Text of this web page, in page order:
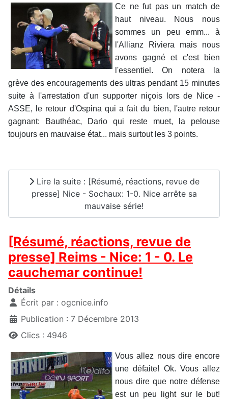
Ce ne fut pas un match de
haut niveau. Nous nous
sommes un peu emm... à
l'Allianz Riviera mais nous
avons gagné et c'est bien
l'essentiel. On notera la
grève des encouragements des ultras pendant 15 minutes
suite à l'arrestation d'un supporter niçois lors de Nice -
ASSE, le retour d'Ospina qui a fait du bien, l'autre retour
gagnant: Bauthéac, Dario qui reste muet, la pelouse
toujours en mauvaise état... mais surtout les 3 points.
Lire la suite : [Résumé, réactions, revue de
presse] Nice - Sochaux: 1-0. Nice arrête sa
mauvaise série!
[Résumé, réactions, revue de
presse] Reims - Nice: 1 - 0. Le
cauchemar continue!
Détails
Écrit par : ogcnice.info
Publication : 7 Décembre 2013
Clics : 4946
Vous allez nous dire encore
une défaite! Ok. Vous allez
nous dire que notre défense
est un peu light sur le but!